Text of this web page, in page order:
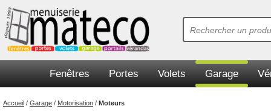
Fenêtres Portes Volets Garage
Accueil / Garage / Motorisation / Moteurs